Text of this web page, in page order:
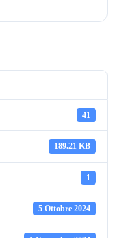
41
189.21 KB
1
5 Ottobre 2024